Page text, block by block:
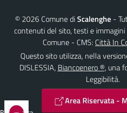
© 2026Comune diScalenghe-
contenuti del sito, testi e immagini
Comune - CMS: Città In
Questo sito utilizza, nella
DISLESSIA, Biancoenero ®, una
Leggibilità.
Area Riservata -